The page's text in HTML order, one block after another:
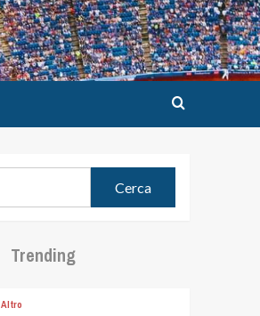
Trending
Altro